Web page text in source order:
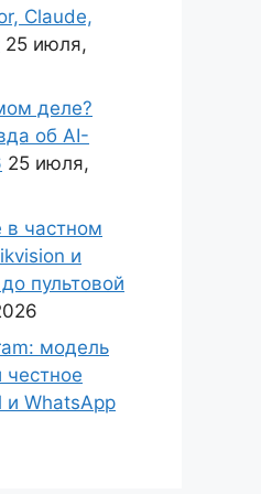
Claude,
25 июля,
деле?
об AI-
25 июля,
частном
и
пультовой
модель
честное
и WhatsApp